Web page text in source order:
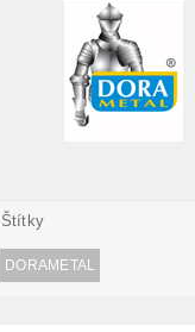
Štítky
DORAMETAL